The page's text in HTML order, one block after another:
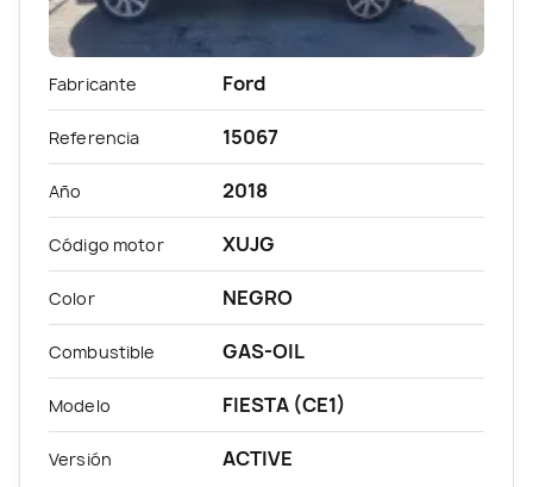
Fabricante Ford
Referencia 15067
Año 2018
Código motor XUJG
Color NEGRO
Combustible GAS-OIL
Modelo FIESTA (CE1)
Versión ACTIVE